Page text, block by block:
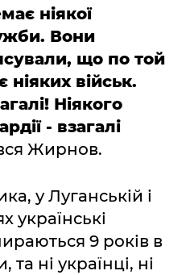
ніякої
Вони
що по той
військ.
Ніякого
- взагалі
Жирнов.
у Луганській і
українські
9 років в
та ні українці, ні